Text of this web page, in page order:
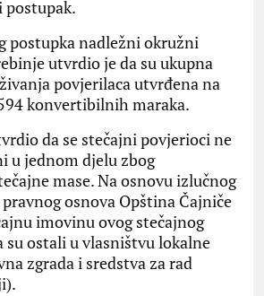
postupak.
postupka nadležni okružni
utvrdio je da su ukupna
povjerilaca utvrđena na
konvertibilnih maraka.
da se stečajni povjerioci ne
u jednom djelu zbog
mase. Na osnovu izlučnog
osnova Opština Čajniče
imovinu ovog stečajnog
su ostali u vlasništvu lokalne
zgrada i sredstva za rad